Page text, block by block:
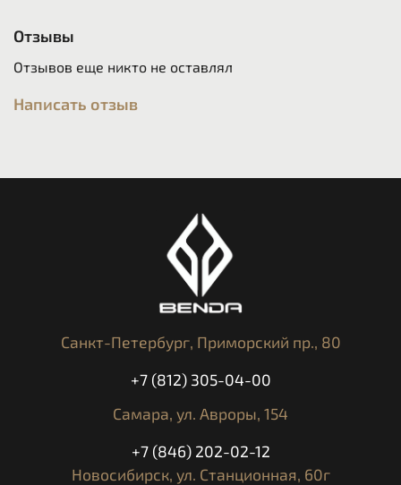
ОБЪЁМ
ДВИГАТЕЛЯ:
6-ТИ СТУПЕНЧАТАЯ
МОЩНОСТЬ
2-ЦИЛИНДРОВЫЙ, 4-ТАКТНЫЙ
МЕХАНИЧЕСКОЕ
ПРОСКАЛЬЗЫВАЮЩЕЕ PASC ™
ХРОМ-МОЛИБДЕНОВАЯ, ТРУБЧАТАЯ
СУХОЙ ВЕС:
210 КМ/Ч
Отзывы
Отзывов еще никто не оставлял
Написать отзыв
Санкт-Петербург, Приморский пр., 80
+7 (812) 305-04-00
Самара, ул. Авроры, 154
+7 (846) 202-02-12
Новосибирск, ул. Станционная, 60г